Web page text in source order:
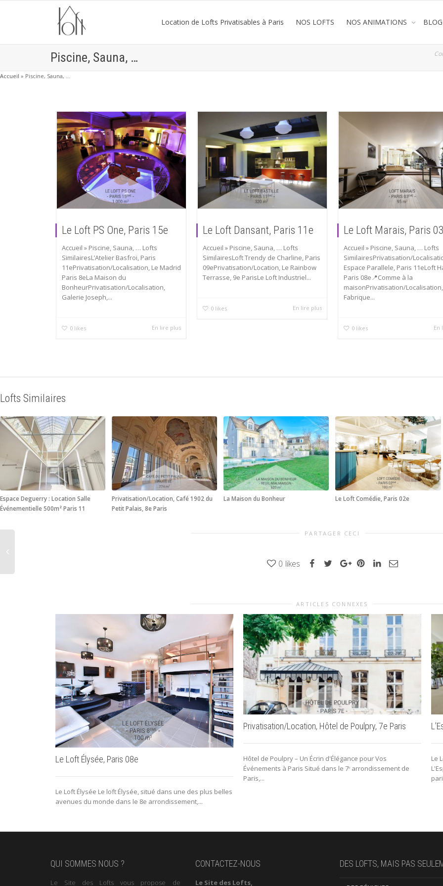
Location de Lofts Privatisables à Paris NOS LOFTS NOS ANIMATIONS BLOG
Piscine, Sauna, …
Accueil » Piscine, Sauna, …
Le Loft PS One, Paris 15e
Accueil » Piscine, Sauna, … Lofts
SimilairesL’Atelier Basfroi, Paris
11ePrivatisation/Localisation, Le Madrid
Paris 8eLa Maison du
BonheurPrivatisation/Localisation,
Galerie Joseph,...
0 likes En lire plus
Le Loft Dansant, Paris 11e
Accueil » Piscine, Sauna, … Lofts
SimilairesLoft Trendy de Charline, Paris
09ePrivatisation/Location, Le Rainbow
Terrasse, 9e ParisLe Loft Industriel...
0 likes En lire plus
Le Loft Marais, Paris
Accueil » Piscine, Sauna, … Lofts
SimilairesPrivatisation/
Espace Parallele, Paris 11eLoft
Paris 08e📍Comme à la
maisonPrivatisation/
Fabrique...
0 likes En
Lofts Similaires
Espace Deguerry : Location Salle
Événementielle 500m² Paris 11
Privatisation/Location, Café 1902 du
Petit Palais, 8e Paris
La Maison du Bonheur Le Loft Comédie, Paris 02e
PARTAGER CECI
0 likes
ARTICLES CONNEXES
Le Loft Élysée, Paris 08e
Le Loft Élysée Le loft Élysée, situé dans une des plus belles
avenues du monde dans le 8e arrondissement,...
Privatisation/Location, Hôtel de Poulpry, 7e Paris
Hôtel de Poulpry – Un Écrin d'Élégance pour Vos
Événements à Paris Situé dans le 7ᵉ arrondissement de
Paris,...
Le
QUI SOMMES NOUS ?
Le Site des Lofts vous propose de
CONTACTEZ-NOUS
Le Site des Lofts,
DES LOFTS, MAIS PAS